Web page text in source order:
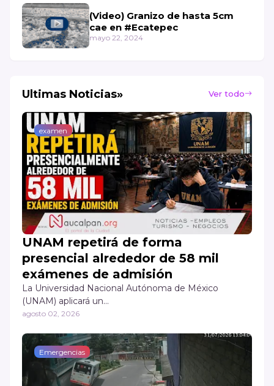
(Video) Granizo de hasta 5cm
cae en #Ecatepec
mayo 22, 2024
Ultimas Noticias» Ver todo
examen
UNAM repetirá de forma
presencial alrededor de 58 mil
exámenes de admisión
La Universidad Nacional Autónoma de México
(UNAM) aplicará un…
agosto 02, 2026
Emergencias